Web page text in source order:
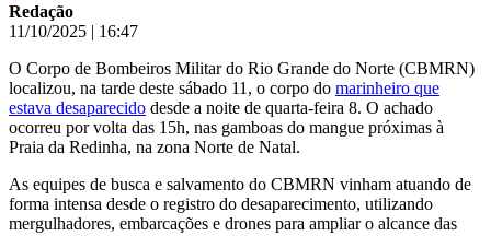
Redação
11/10/2025 | 16:47
O Corpo de Bombeiros Militar do Rio Grande do Norte (CBMRN)
localizou, na tarde deste sábado 11, o corpo do marinheiro que
estava desaparecido desde a noite de quarta-feira 8. O achado
ocorreu por volta das 15h, nas gamboas do mangue próximas à
Praia da Redinha, na zona Norte de Natal.
As equipes de busca e salvamento do CBMRN vinham atuando de
forma intensa desde o registro do desaparecimento, utilizando
mergulhadores, embarcações e drones para ampliar o alcance das